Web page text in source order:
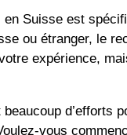
Suisse est
ou étranger, le
expérience,
d’efforts
vous